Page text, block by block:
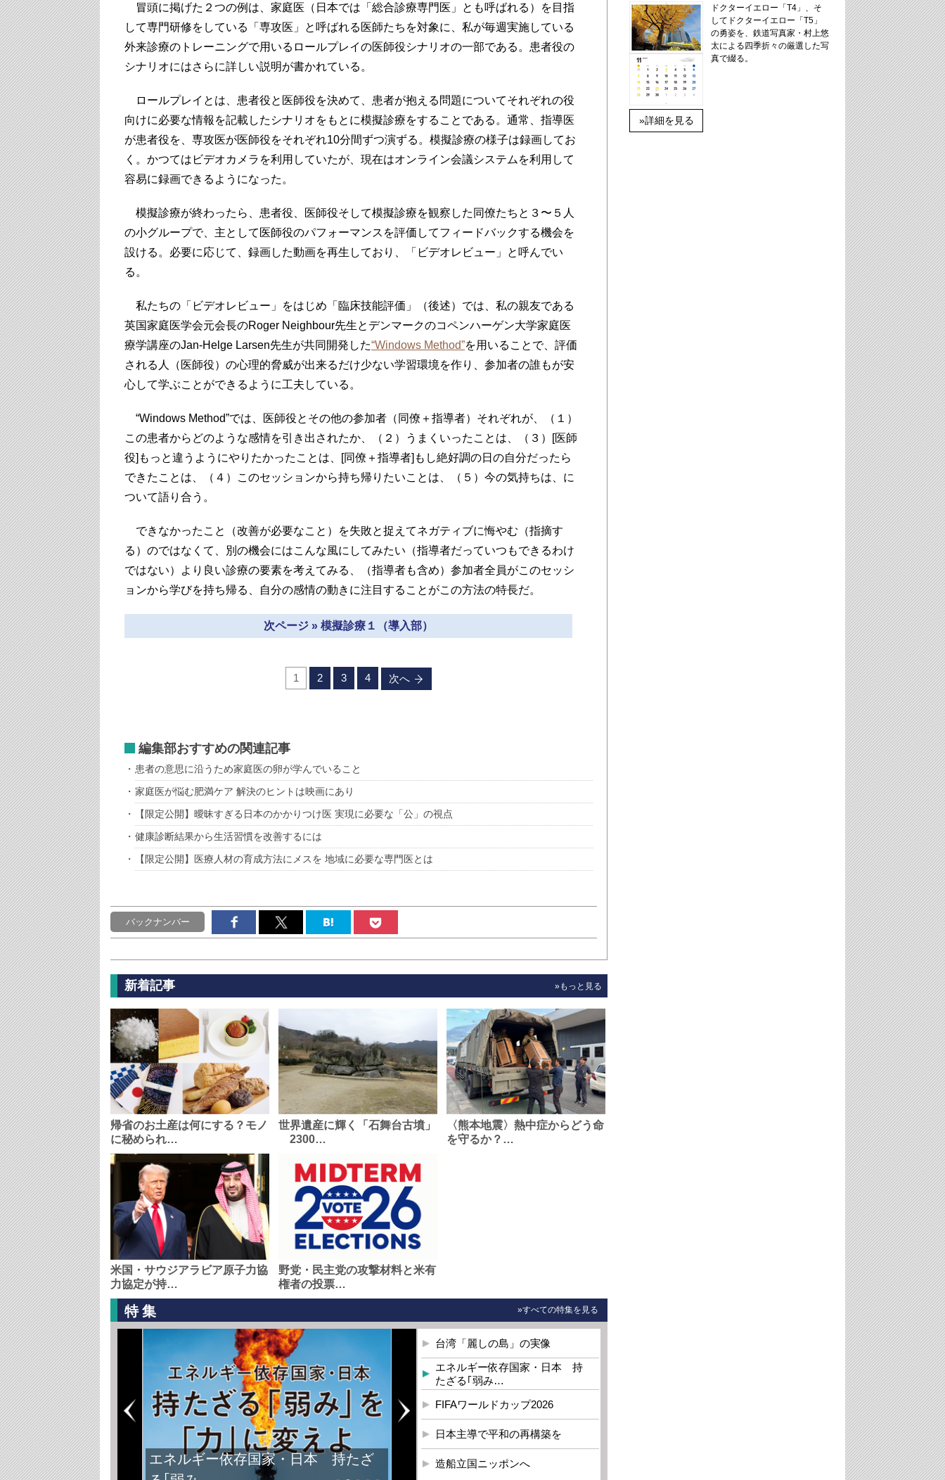
冒頭に掲げた２つの例は、家庭医（日本では「総合診療専門医」とも呼ばれる）を目指
して専門研修をしている「専攻医」と呼ばれる医師たちを対象に、私が毎週実施している
外来診療のトレーニングで用いるロールプレイの医師役シナリオの一部である。患者役の
シナリオにはさらに詳しい説明が書かれている。
ロールプレイとは、患者役と医師役を決めて、患者が抱える問題についてそれぞれの役
向けに必要な情報を記載したシナリオをもとに模擬診療をすることである。通常、指導医
が患者役を、専攻医が医師役をそれぞれ10分間ずつ演ずる。模擬診療の様子は録画してお
く。かつてはビデオカメラを利用していたが、現在はオンライン会議システムを利用して
容易に録画できるようになった。
模擬診療が終わったら、患者役、医師役そして模擬診療を観察した同僚たちと３〜５人
の小グループで、主として医師役のパフォーマンスを評価してフィードバックする機会を
設ける。必要に応じて、録画した動画を再生しており、「ビデオレビュー」と呼んでい
る。
私たちの「ビデオレビュー」をはじめ「臨床技能評価」（後述）では、私の親友である
英国家庭医学会元会長のRoger Neighbour先生とデンマークのコペンハーゲン大学家庭医
療学講座のJan-Helge Larsen先生が共同開発した“Windows Method”を用いることで、評価
される人（医師役）の心理的脅威が出来るだけ少ない学習環境を作り、参加者の誰もが安
心して学ぶことができるように工夫している。
“Windows Method”では、医師役とその他の参加者（同僚＋指導者）それぞれが、（１）
この患者からどのような感情を引き出されたか、（２）うまくいったことは、（３）[医師
役]もっと違うようにやりたかったことは、[同僚＋指導者]もし絶好調の日の自分だったら
できたことは、（４）このセッションから持ち帰りたいことは、（５）今の気持ちは、に
ついて語り合う。
できなかったこと（改善が必要なこと）を失敗と捉えてネガティブに悔やむ（指摘す
る）のではなくて、別の機会にはこんな風にしてみたい（指導者だっていつもできるわけ
ではない）より良い診療の要素を考えてみる、（指導者も含め）参加者全員がこのセッシ
ョンから学びを持ち帰る、自分の感情の動きに注目することがこの方法の特長だ。
次ページ » 模擬診療１（導入部）
1 2 3 4 次へ
編集部おすすめの関連記事
患者の意思に沿うため家庭医の卵が学んでいること
家庭医が悩む肥満ケア 解決のヒントは映画にあり
【限定公開】曖昧すぎる日本のかかりつけ医 実現に必要な「公」の視点
健康診断結果から生活習慣を改善するには
【限定公開】医療人材の育成方法にメスを 地域に必要な専門医とは
バックナンバー
新着記事 »もっと見る
帰省のお土産は何にする？モノ
に秘められ…
世界遺産に輝く「石舞台古墳」
2300…
〈熊本地震〉熱中症からどう命
を守るか？…
米国・サウジアラビア原子力協
力協定が持…
野党・民主党の攻撃材料と米有
権者の投票…
特集 »すべての特集を見る
エネルギー依存国家・日本 持たざ
台湾「麗しの島」の実像
エネルギー依存国家・日本 持
たざる｢弱み…
FIFAワールドカップ2026
日本主導で平和の再構築を
造船立国ニッポンへ
»詳細を見る
ドクターイエロー「T4」、そ
してドクターイエロー「T5」
の勇姿を、鉄道写真家・村上悠
太による四季折々の厳選した写
真で綴る。